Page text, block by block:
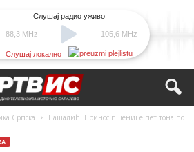
88,3 MHz
Слушај радио уживо
105,6 MHz
Слушај локално
Српска
Пашалић: Принос пшенице пет тона по